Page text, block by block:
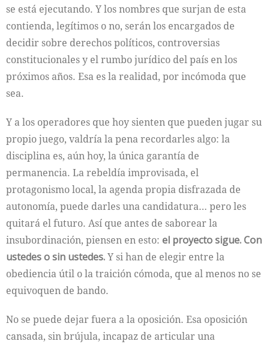
se está ejecutando. Y los nombres que surjan de esta
contienda, legítimos o no, serán los encargados de
decidir sobre derechos políticos, controversias
constitucionales y el rumbo jurídico del país en los
próximos años. Esa es la realidad, por incómoda que
sea.
Y a los operadores que hoy sienten que pueden jugar su
propio juego, valdría la pena recordarles algo: la
disciplina es, aún hoy, la única garantía de
permanencia. La rebeldía improvisada, el
protagonismo local, la agenda propia disfrazada de
autonomía, puede darles una candidatura… pero les
quitará el futuro. Así que antes de saborear la
insubordinación, piensen en esto: el proyecto sigue. Con
ustedes o sin ustedes.Y si han de elegir entre la
obediencia útil o la traición cómoda, que al menos no se
equivoquen de bando.
No se puede dejar fuera a la oposición. Esa oposición
cansada, sin brújula, incapaz de articular una